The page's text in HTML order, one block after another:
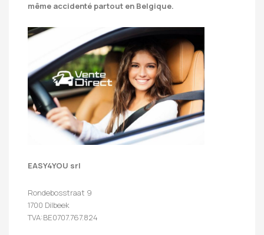
même accidenté partout en Belgique.
EASY4YOU srl
Rondebosstraat 9
1700 Dilbeek
TVA:BE0707.767.824